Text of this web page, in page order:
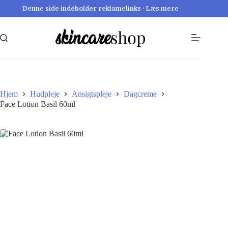
Denne side indeholder reklamelinks · Læs mere
Hjem Hudpleje Ansigtspleje
Dagcreme
Face Lotion Basil 60ml